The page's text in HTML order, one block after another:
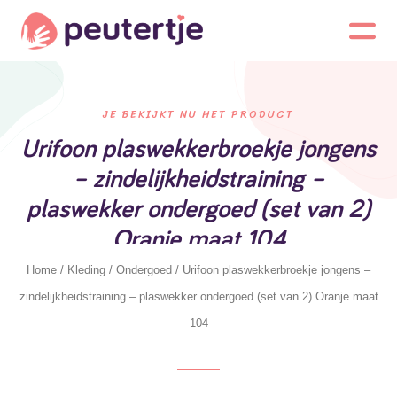
JE BEKIJKT NU HET PRODUCT
Urifoon plaswekkerbroekje jongens
– zindelijkheidstraining –
plaswekker ondergoed (set van 2)
Oranje maat 104
Home / Kleding / Ondergoed / Urifoon plaswekkerbroekje jongens –
zindelijkheidstraining – plaswekker ondergoed (set van 2) Oranje maat
104